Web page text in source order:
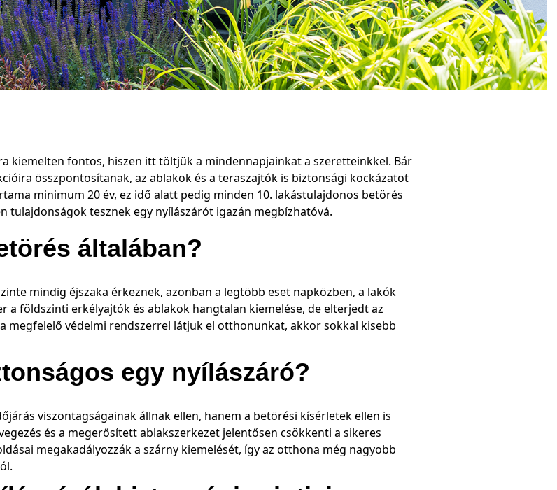
kiemelten fontos, hiszen itt töltjük a mindennapjainkat a szeretteinkkel. Bár
összpontosítanak, az ablakok és a teraszajtók is biztonsági kockázatot
minimum 20 év, ez idő alatt pedig minden 10. lakástulajdonos betörés
tulajdonságok tesznek egy nyílászárót igazán megbízhatóvá.
általában?
mindig éjszaka érkeznek, azonban a legtöbb eset napközben, a lakók
földszinti erkélyajtók és ablakok hangtalan kiemelése, de elterjedt az
megfelelő védelmi rendszerrel látjuk el otthonunkat, akkor sokkal kisebb
egy nyílászáró?
viszontagságainak állnak ellen, hanem a betörési kísérletek ellen is
és a megerősített ablakszerkezet jelentősen csökkenti a sikeres
megakadályozzák a szárny kiemelését, így az otthona még nagyobb